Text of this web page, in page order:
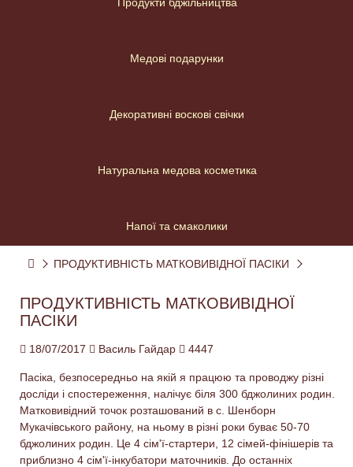
Медові подарунки
Декоративні воскові свічки
Натуральна медова косметика
Напої та смаколики
ПРОДУКТИВНІСТЬ МАТКОВИВІДНОЇ ПАСІКИ
ПРОДУКТИВНІСТЬ МАТКОВИВІДНОЇ
ПАСІКИ
18/07/2017 Василь Гайдар 4447
Пасіка, безпосередньо на якій я працюю та проводжу різні
досліди і спостереження, налічує біля 300 бджолиних родин.
Матковивідний точок розташований в с. Шенборн
Мукачівського району, на ньому в різні роки буває 50-70
бджолиних родин. Це 4 сім'ї-стартери, 12 сімей-фінішерів та
приблизно 4 сім'ї-інкубатори маточників. До останніх